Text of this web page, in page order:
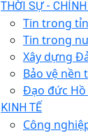
THỜI SỰ - CHÍNH
Tin trong
Tin trong
Xây dựng
Bảo vệ
Đạo đức Hồ
KINH TẾ
Công